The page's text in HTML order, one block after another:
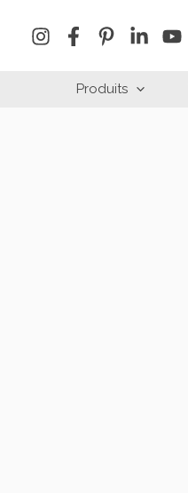
Produits